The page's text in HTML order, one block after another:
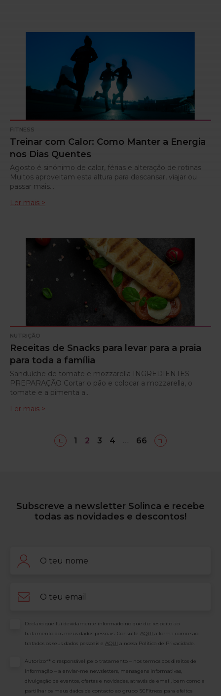
FITNESS
Treinar com Calor: Como Manter a Energia
nos Dias Quentes
Agosto é sinónimo de calor, férias e alteração de rotinas.
Muitos aproveitam esta altura para descansar, viajar ou
passar mais…
Ler mais >
NUTRIÇÃO
Receitas de Snacks para levar para a praia
para toda a família
Sanduíche de tomate e mozzarella INGREDIENTES
PREPARAÇÃO Cortar o pão e colocar a mozzarella, o
tomate e a pimenta a…
Ler mais >
‹ 1 2 3 4 … 66 ›
Subscreve a newsletter Solinca e recebe
todas as novidades e descontos!
Consentimento
Declaro que fui devidamente informado no que diz respeito ao
tratamento dos meus dados pessoais. Consulte AQUI a forma como são
tratados os seus dados pessoais e AQUI a nossa Política de Privacidade.
Consentimento
Autorizo** o responsável pelo tratamento – nos termos dos direitos de
informação – a enviar-me newsletters, mensagens informativas,
divulgação de eventos, ofertas e novidades, através de email, bem como a
partilhar os meus dados de contacto ao grupo SCFitness para efeitos